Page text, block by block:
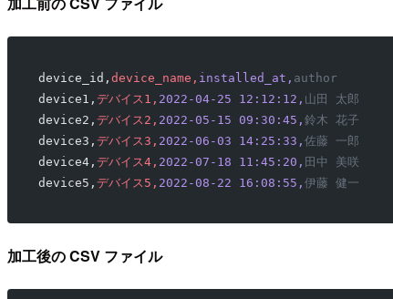
device_id, device_name, installed_at, author
device1, デバイス1, 2022-04-25 12:12:12, 山田 太郎
device2, デバイス2, 2022-05-15 09:30:45, 鈴木 花子
device3, デバイス3, 2022-06-03 14:25:33, 佐藤 一郎
device4, デバイス4, 2022-07-18 11:45:20, 田中 美咲
device5, デバイス5, 2022-08-22 16:08:55, 伊藤 健一
加工後の CSV ファイル